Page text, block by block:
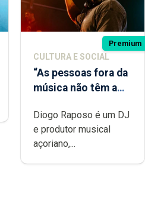
Premium
CULTURA E SOCIAL
“As pessoas fora da
música não têm a
difícil é produzir
uma música”
Diogo Raposo é um DJ
e produtor musical
açoriano,...